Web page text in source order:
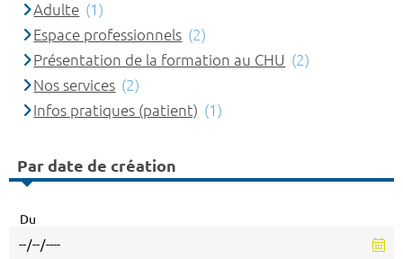
Adulte (1)
Espace professionnels (2)
Présentation de la formation au CHU (2)
Nos services (2)
Infos pratiques (patient) (1)
Par date de création
Du